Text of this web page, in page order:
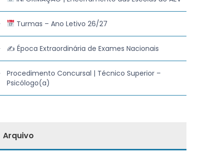
Turmas – Ano Letivo 26/27
✍️ Época Extraordinária de Exames Nacionais
Procedimento Concursal | Técnico Superior –
Psicólogo(a)
Arquivo